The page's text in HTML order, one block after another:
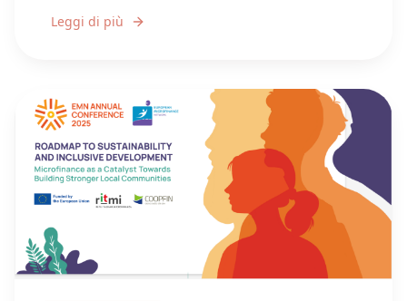
Leggi di più